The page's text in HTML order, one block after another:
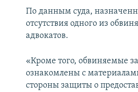
По данным суда,
отсутствия одного из
адвокатов.
«Кроме того, обвиняемые
ознакомлены с
стороны защиты о